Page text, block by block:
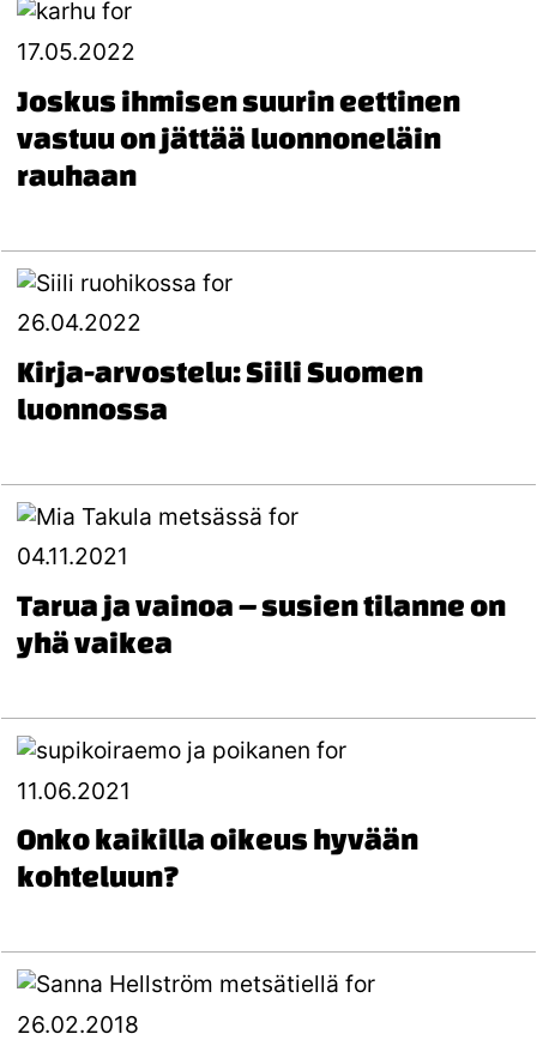
17.05.2022
Joskus ihmisen suurin eettinen
vastuu on jättää luonnoneläin
rauhaan
26.04.2022
Kirja-arvostelu: Siili Suomen
luonnossa
04.11.2021
Tarua ja vainoa – susien tilanne on
yhä vaikea
11.06.2021
Onko kaikilla oikeus hyvään
kohteluun?
26.02.2018